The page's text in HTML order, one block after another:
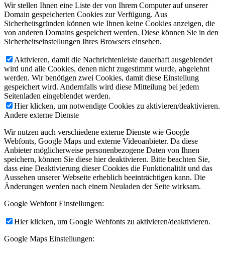
Wir stellen Ihnen eine Liste der von Ihrem Computer auf unserer
Domain gespeicherten Cookies zur Verfügung. Aus
Sicherheitsgründen können wie Ihnen keine Cookies anzeigen, die
von anderen Domains gespeichert werden. Diese können Sie in den
Sicherheitseinstellungen Ihres Browsers einsehen.
Aktivieren, damit die Nachrichtenleiste dauerhaft ausgeblendet
wird und alle Cookies, denen nicht zugestimmt wurde, abgelehnt
werden. Wir benötigen zwei Cookies, damit diese Einstellung
gespeichert wird. Andernfalls wird diese Mitteilung bei jedem
Seitenladen eingeblendet werden.
Hier klicken, um notwendige Cookies zu aktivieren/deaktivieren.
Andere externe Dienste
Wir nutzen auch verschiedene externe Dienste wie Google
Webfonts, Google Maps und externe Videoanbieter. Da diese
Anbieter möglicherweise personenbezogene Daten von Ihnen
speichern, können Sie diese hier deaktivieren. Bitte beachten Sie,
dass eine Deaktivierung dieser Cookies die Funktionalität und das
Aussehen unserer Webseite erheblich beeinträchtigen kann. Die
Änderungen werden nach einem Neuladen der Seite wirksam.
Google Webfont Einstellungen:
Hier klicken, um Google Webfonts zu aktivieren/deaktivieren.
Google Maps Einstellungen: